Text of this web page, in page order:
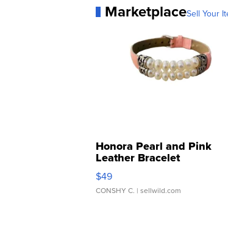
MarketplaceSell Your
Honora Pearl and Pink
Leather Bracelet
Adjustable Buckle Clo...
$49
CONSHY C. | sellwild.com